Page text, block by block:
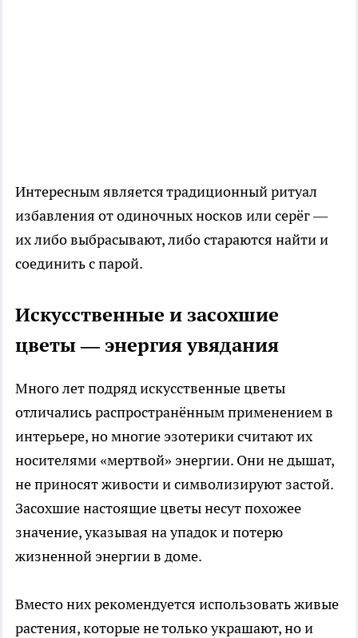
Интересным является традиционный ритуал
избавления от одиночных носков или серёг —
их либо выбрасывают, либо стараются найти и
соединить с парой.
Искусственные и засохшие
цветы — энергия увядания
Много лет подряд искусственные цветы
отличались распространённым применением в
интерьере, но многие эзотерики считают их
носителями «мертвой» энергии. Они не дышат,
не приносят живости и символизируют застой.
Засохшие настоящие цветы несут похожее
значение, указывая на упадок и потерю
жизненной энергии в доме.
Вместо них рекомендуется использовать живые
растения, которые не только украшают, но и